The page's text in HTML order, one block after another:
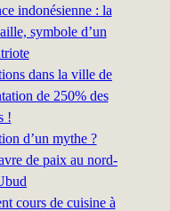
indonésienne : la
symbole d’un
dans la ville de
de 250% des
!
d’un mythe ?
de paix au nord-
cours de cuisine à